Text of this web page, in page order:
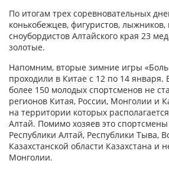
По итогам трех соревновательных
конькобежцев, фигуристов,
сноубордистов Алтайского края 23
золотые.
Напомним, вторые зимние игры
проходили в Китае с 12 по 14 января.
более 150 молодых спортсменов не
регионов Китая, России, Монголии и
на территории которых
Алтай. Помимо хозяев это спортсмены
Республики Алтай, Республики Тыва,
Казахстанской области Казахстана и
Монголии.